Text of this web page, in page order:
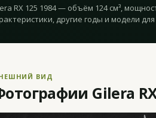
RX 125 1984 — объём 124 см³,
другие годы и модели
ВИД
Gilera